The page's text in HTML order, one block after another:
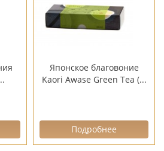
Японское благовоние
Kaori Awase Green Tea (...
Подробнее